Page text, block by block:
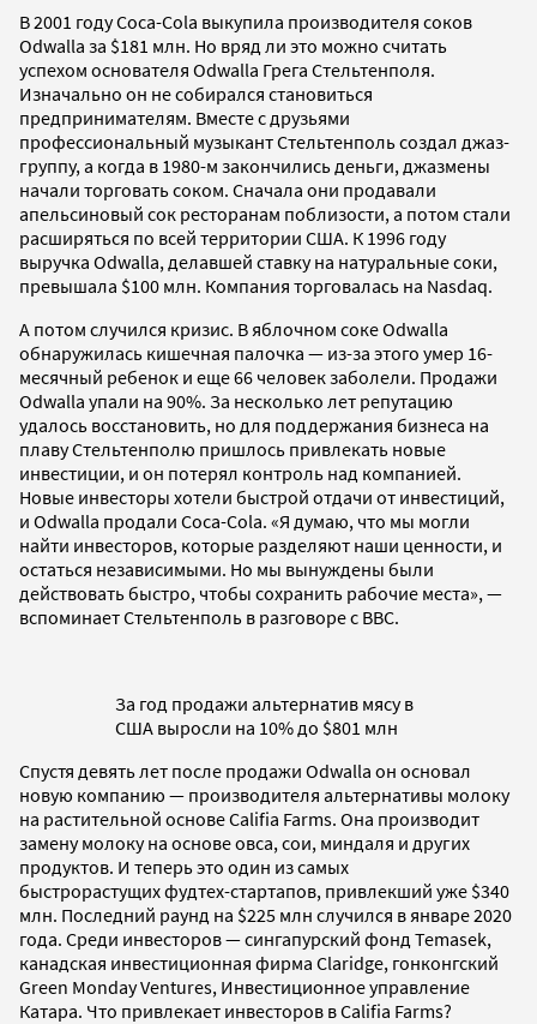
В 2001 году Coca-Cola выкупила производителя соков
Odwalla за $181 млн. Но вряд ли это можно считать
успехом основателя Odwalla Грега Стельтенполя.
Изначально он не собирался становиться
предпринимателям. Вместе с друзьями
профессиональный музыкант Стельтенполь создал джаз-
группу, а когда в 1980-м закончились деньги, джазмены
начали торговать соком. Сначала они продавали
апельсиновый сок ресторанам поблизости, а потом стали
расширяться по всей территории США. К 1996 году
выручка Odwalla, делавшей ставку на натуральные соки,
превышала $100 млн. Компания торговалась на Nasdaq.
А потом случился кризис. В яблочном соке Odwalla
обнаружилась кишечная палочка — из-за этого умер 16-
месячный ребенок и еще 66 человек заболели. Продажи
Odwalla упали на 90%. За несколько лет репутацию
удалось восстановить, но для поддержания бизнеса на
плаву Стельтенполю пришлось привлекать новые
инвестиции, и он потерял контроль над компанией.
Новые инвесторы хотели быстрой отдачи от инвестиций,
и Odwalla продали Coca-Cola. «Я думаю, что мы могли
найти инвесторов, которые разделяют наши ценности, и
остаться независимыми. Но мы вынуждены были
действовать быстро, чтобы сохранить рабочие места», —
вспоминает Стельтенполь в разговоре с BBC.
За год продажи альтернатив мясу в
США выросли на 10% до $801 млн
Спустя девять лет после продажи Odwalla он основал
новую компанию — производителя альтернативы молоку
на растительной основе Califia Farms. Она производит
замену молоку на основе овса, сои, миндаля и других
продуктов. И теперь это один из самых
быстрорастущих фудтех-стартапов, привлекший уже $340
млн. Последний раунд на $225 млн случился в январе 2020
года. Среди инвесторов — сингапурский фонд Temasek,
канадская инвестиционная фирма Claridge, гонконгский
Green Monday Ventures, Инвестиционное управление
Катара. Что привлекает инвесторов в Califia Farms?